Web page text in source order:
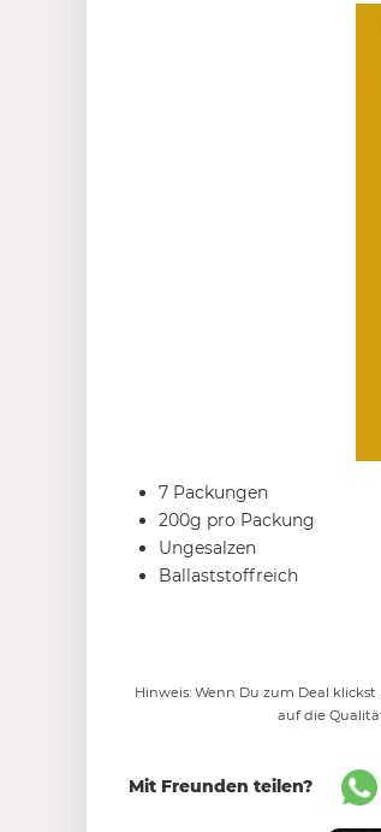
7 Packungen
200g pro Packung
Ungesalzen
Ballaststoffreich
Hinweis: Wenn Du zum Deal
auf die
Mit Freunden teilen?